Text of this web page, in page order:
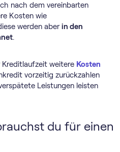
nach dem vereinbarten
Kosten wie
werden aberin den
.
Kreditlaufzeit weitere Kosten
vorzeitig zurückzahlen
Leistungen leisten
du für einen